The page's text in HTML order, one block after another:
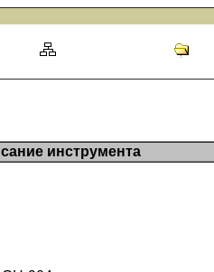
инструмента